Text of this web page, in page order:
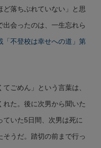
落ちぶれていない」と思
出会ったのは、一生忘れら
「不登校は幸せへの道」第
ごめん」という言葉は、
た。後に次男から聞いた
ていた5日間、次男は死に
うだ。踏切の前まで行っ